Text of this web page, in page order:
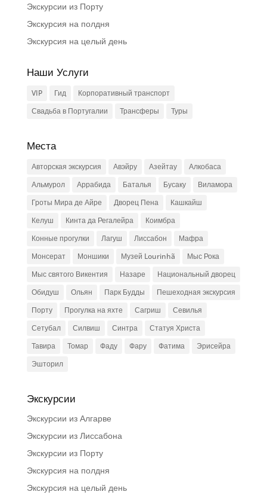
Экскурсии из Порту
Экскурсия на полдня
Экскурсия на целый день
Наши Услуги
VIP Гид
Корпоративный транспорт
Свадьба в Португалии
Трансферы Туры
Места
Авторская экскурсия Авэйру Азейтау
Алкобаса
Альмурол
Аррабида Баталья Бусаку
Виламора
Гроты Мира де Айре
Дворец Пена
Кашкайш
Келуш
Кинта да Регалейра
Коимбра
Конные прогулки
Лагуш Лиссабон
Мафра
Монсерат
Моншики Музей Lourinhã
Мыс Рока
Мыс святого Викентия
Назаре
Национальный дворец
Обидуш
Ольян Парк Будды
Пешеходная экскурсия
Порту
Прогулка на яхте Сагриш
Севилья
Сетубал
Силвиш Синтра
Статуя Христа
Тавира
Томар Фаду Фару Фатима
Эрисейра
Эшторил
Экскурсии
Экскурсии из Алгарве
Экскурсии из Лиссабона
Экскурсии из Порту
Экскурсия на полдня
Экскурсия на целый день